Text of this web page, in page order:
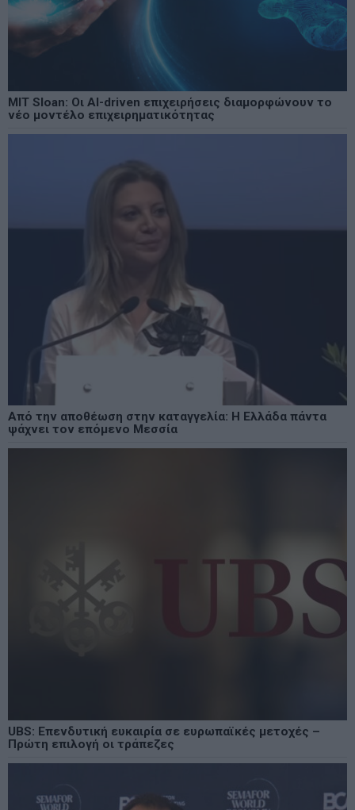
MIT Sloan: Οι AI-driven επιχειρήσεις διαμορφώνουν το
νέο μοντέλο επιχειρηματικότητας
Από την αποθέωση στην καταγγελία: Η Ελλάδα πάντα
ψάχνει τον επόμενο Μεσσία
UBS: Επενδυτική ευκαιρία σε ευρωπαϊκές μετοχές –
Πρώτη επιλογή οι τράπεζες